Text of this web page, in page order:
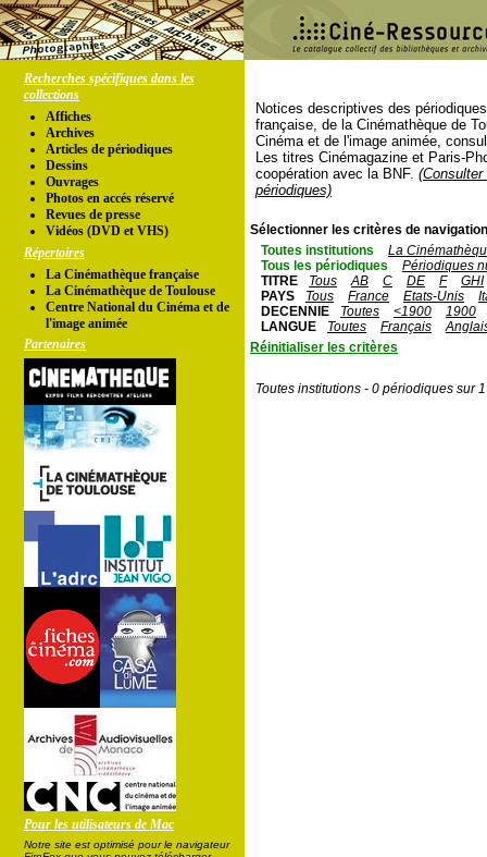
Recherches spécifiques dans les
collections
Affiches
Archives
Articles de périodiques
Dessins
Ouvrages
Photos en accés réservé
Revues de presse
Vidéos (DVD et VHS)
Répertoires
La Cinémathèque française
La Cinémathèque de Toulouse
Centre National du Cinéma et de
l'image animée
Partenaires
Pour les utilisateurs de Mac
Notre site est optimisé pour le navigateur
Notices descriptives des
française, de la Cinémathèque de
Cinéma et de l'image animée,
Les titres Cinémagazine et Paris-
coopération avec la BNF.
périodiques)
Sélectionner les critères de
Toutes institutions
La
Tous les périodiques
Périodiques
TITRE
Tous AB C DE F
GHI
PAYS
Tous France Etats-Unis
DECENNIE
Toutes <1900
1900
LANGUE
Toutes Français
Réinitialiser les critères
Toutes institutions - 0 périodiques sur